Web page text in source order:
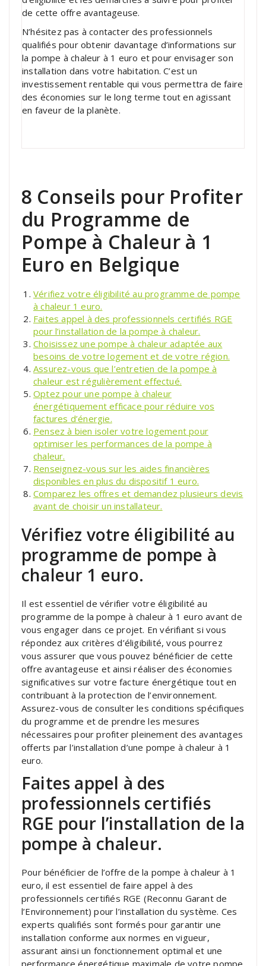
de cette offre avantageuse.
N’hésitez pas à contacter des professionnels
qualifiés pour obtenir davantage d’informations sur
la pompe à chaleur à 1 euro et pour envisager son
installation dans votre habitation. C’est un
investissement rentable qui vous permettra de faire
des économies sur le long terme tout en agissant
en faveur de la planète.
8 Conseils pour Profiter
du Programme de
Pompe à Chaleur à 1
Euro en Belgique
Vérifiez votre éligibilité au programme de pompe
à chaleur 1 euro.
Faites appel à des professionnels certifiés RGE
pour l’installation de la pompe à chaleur.
Choisissez une pompe à chaleur adaptée aux
besoins de votre logement et de votre région.
Assurez-vous que l’entretien de la pompe à
chaleur est régulièrement effectué.
Optez pour une pompe à chaleur
énergétiquement efficace pour réduire vos
factures d’énergie.
Pensez à bien isoler votre logement pour
optimiser les performances de la pompe à
chaleur.
Renseignez-vous sur les aides financières
disponibles en plus du dispositif 1 euro.
Comparez les offres et demandez plusieurs devis
avant de choisir un installateur.
Vérifiez votre éligibilité au
programme de pompe à
chaleur 1 euro.
Il est essentiel de vérifier votre éligibilité au
programme de la pompe à chaleur à 1 euro avant de
vous engager dans ce projet. En vérifiant si vous
répondez aux critères d’éligibilité, vous pourrez
vous assurer que vous pouvez bénéficier de cette
offre avantageuse et ainsi réaliser des économies
significatives sur votre facture énergétique tout en
contribuant à la protection de l’environnement.
Assurez-vous de consulter les conditions spécifiques
du programme et de prendre les mesures
nécessaires pour profiter pleinement des avantages
offerts par l’installation d’une pompe à chaleur à 1
euro.
Faites appel à des
professionnels certifiés
RGE pour l’installation de la
pompe à chaleur.
Pour bénéficier de l’offre de la pompe à chaleur à 1
euro, il est essentiel de faire appel à des
professionnels certifiés RGE (Reconnu Garant de
l’Environnement) pour l’installation du système. Ces
experts qualifiés sont formés pour garantir une
installation conforme aux normes en vigueur,
assurant ainsi un fonctionnement optimal et une
performance énergétique maximale de votre pompe